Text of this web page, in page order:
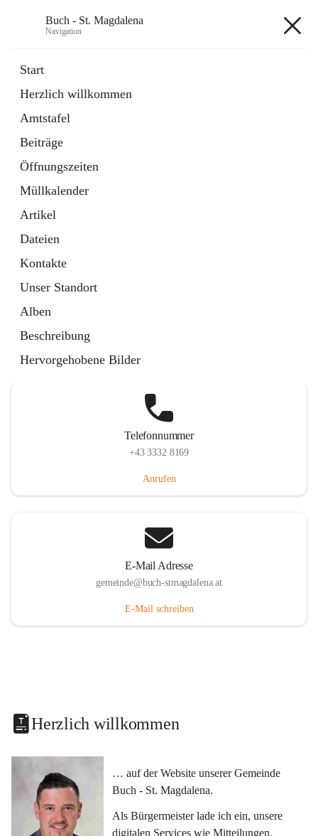
Buch - St. Magdalena
Navigation
Start
Herzlich willkommen
Amtstafel
Beiträge
Öffnungszeiten
Müllkalender
Artikel
Dateien
Kontakte
Unser Standort
Alben
Beschreibung
Hervorgehobene Bilder
11 Schnellzugriffe
Bürgerservice
10 Schnellzugriffe
Telefonnummer
+43 3332 8169
Anrufen
E-Mail Adresse
gemeinde@buch-stmagdalena.at
E-Mail schreiben
Herzlich willkommen
… auf der Website unserer Gemeinde
Buch - St. Magdalena.
Als Bürgermeister lade ich ein, unsere
digitalen Services wie Mitteilungen,